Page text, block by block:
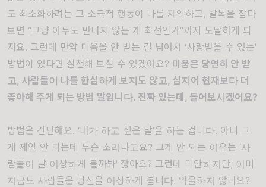
도 최소화하려는 그 소극적 행동이 나를 제약하고, 발목을 잡다
보면 “그냥 아무도 만나지 않는 게 최선인가”까지 도달하게 되
지요. 그런데 만약 미움을 안 받는 걸 넘어서 ‘사랑받을 수 있는’
방법이 있다면 실천해 보실 수 있겠어요? 미움은 당연히 안 받
고 , 사람들이 나를 한심하게 보지도 않고 , 심지어 현재보다 더
좋아해 주게 되는 방법 말입니다. 진짜 있는데 , 들어보시겠어요?
방법은 간단해요. ‘내가 하고 싶은 말’을 하는 겁니다. 아니 그
게 제일 안 되는데 무슨 소리냐고요? 그게 안 되는 이유는 ‘사
람들이 날 이상하게 볼까봐’ 잖아요? 그런데 미안하지만, 이미
지금도 사람들은 당신을 이상하게 봅니다. 억울하지 않나요?